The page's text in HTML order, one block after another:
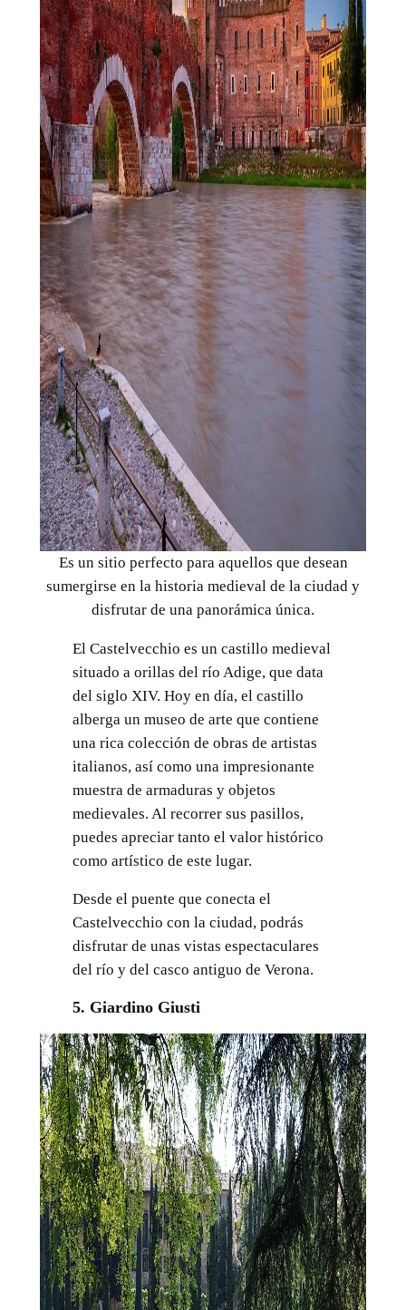
Es un sitio perfecto para aquellos que desean
sumergirse en la historia medieval de la ciudad y
disfrutar de una panorámica única.
El Castelvecchio es un castillo medieval
situado a orillas del río Adige, que data
del siglo XIV. Hoy en día, el castillo
alberga un museo de arte que contiene
una rica colección de obras de artistas
italianos, así como una impresionante
muestra de armaduras y objetos
medievales. Al recorrer sus pasillos,
puedes apreciar tanto el valor histórico
como artístico de este lugar.
Desde el puente que conecta el
Castelvecchio con la ciudad, podrás
disfrutar de unas vistas espectaculares
del río y del casco antiguo de Verona.
5. Giardino Giusti